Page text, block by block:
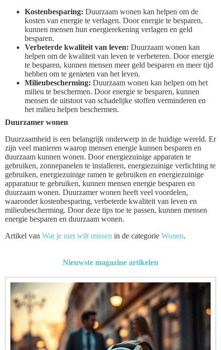
Kostenbesparing: Duurzaam wonen kan helpen om de
kosten van energie te verlagen. Door energie te besparen,
kunnen mensen hun energierekening verlagen en geld
besparen.
Verbeterde kwaliteit van leven: Duurzaam wonen kan
helpen om de kwaliteit van leven te verbeteren. Door energie
te besparen, kunnen mensen meer geld besparen en meer tijd
hebben om te genieten van het leven.
Milieubescherming: Duurzaam wonen kan helpen om het
milieu te beschermen. Door energie te besparen, kunnen
mensen de uitstoot van schadelijke stoffen verminderen en
het milieu helpen beschermen.
Duurzamer wonen
Duurzaamheid is een belangrijk onderwerp in de huidige wereld. Er
zijn veel manieren waarop mensen energie kunnen besparen en
duurzaam kunnen wonen. Door energiezuinige apparaten te
gebruiken, zonnepanelen te installeren, energiezuinige verlichting te
gebruiken, energiezuinige ramen te gebruiken en energiezuinige
apparatuur te gebruiken, kunnen mensen energie besparen en
duurzaam wonen. Duurzamer wonen heeft veel voordelen,
waaronder kostenbesparing, verbeterde kwaliteit van leven en
milieubescherming. Door deze tips toe te passen, kunnen mensen
energie besparen en duurzaam wonen.
Artikel van Wat je niet wilt missen in de categorie Wonen.
Nieuwste magazine artikelen